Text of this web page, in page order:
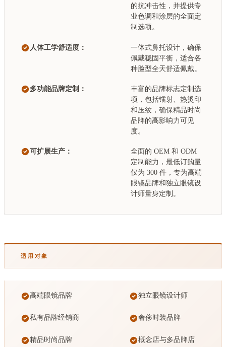
的抗冲击性，并提供专
业色调和涂层的全面定
制选项。
人体工学舒适度：
一体式鼻托设计，确保
佩戴稳固平衡，适合各
种脸型全天舒适佩戴。
多功能品牌定制：
丰富的品牌标志定制选
项，包括镭射、热烫印
和压纹，确保精品时尚
品牌的高影响力可见
度。
可扩展生产：
全面的 OEM 和 ODM
定制能力，最低订购量
仅为 300 件，专为高端
眼镜品牌和独立眼镜设
计师量身定制。
适用对象
高端眼镜品牌 独立眼镜设计师
私有品牌经销商 奢侈时装品牌
精品时尚品牌 概念店与多品牌店